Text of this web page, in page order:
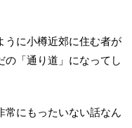
うに小樽近郊に住む者が
「通り道」になってし
常にもったいない話なん